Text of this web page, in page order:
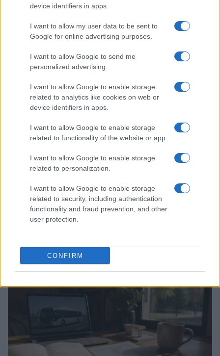
device identifiers in apps.
I want to allow my user data to be sent to
Google for online advertising purposes.
I want to allow Google to send me
personalized advertising.
I want to allow Google to enable storage
related to analytics like cookies on web or
device identifiers in apps.
I want to allow Google to enable storage
related to functionality of the website or app.
I want to allow Google to enable storage
related to personalization.
I want to allow Google to enable storage
related to security, including authentication
functionality and fraud prevention, and other
user protection.
CONFIRM
Sterling Point – L’isola dei segreti: trama, cast e
perché guardarla
TEEN NEWS
Matteo Pellegrino · 3 Ago 2026